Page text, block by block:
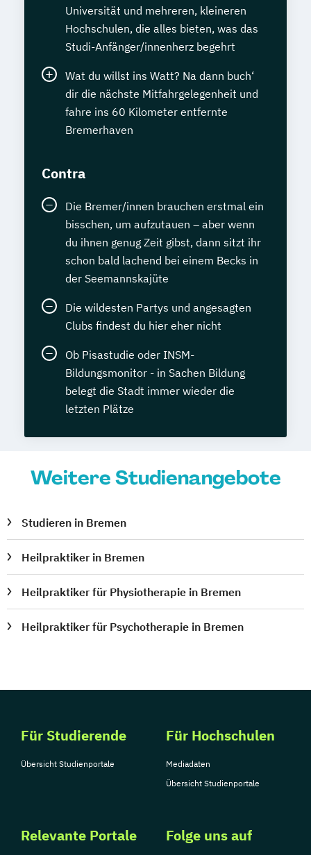
Universität und mehreren, kleineren
Hochschulen, die alles bieten, was das
Studi-Anfänger/innenherz begehrt
Wat du willst ins Watt? Na dann buch‘
dir die nächste Mitfahrgelegenheit und
fahre ins 60 Kilometer entfernte
Bremerhaven
Contra
Die Bremer/innen brauchen erstmal ein
bisschen, um aufzutauen – aber wenn
du ihnen genug Zeit gibst, dann sitzt ihr
schon bald lachend bei einem Becks in
der Seemannskajüte
Die wildesten Partys und angesagten
Clubs findest du hier eher nicht
Ob Pisastudie oder INSM-
Bildungsmonitor - in Sachen Bildung
belegt die Stadt immer wieder die
letzten Plätze
Weitere Studienangebote
Studieren in Bremen
Heilpraktiker in Bremen
Heilpraktiker für Physiotherapie in Bremen
Heilpraktiker für Psychotherapie in Bremen
Für Studierende
Übersicht Studienportale
Für Hochschulen
Mediadaten
Übersicht Studienportale
Relevante Portale Folge uns auf